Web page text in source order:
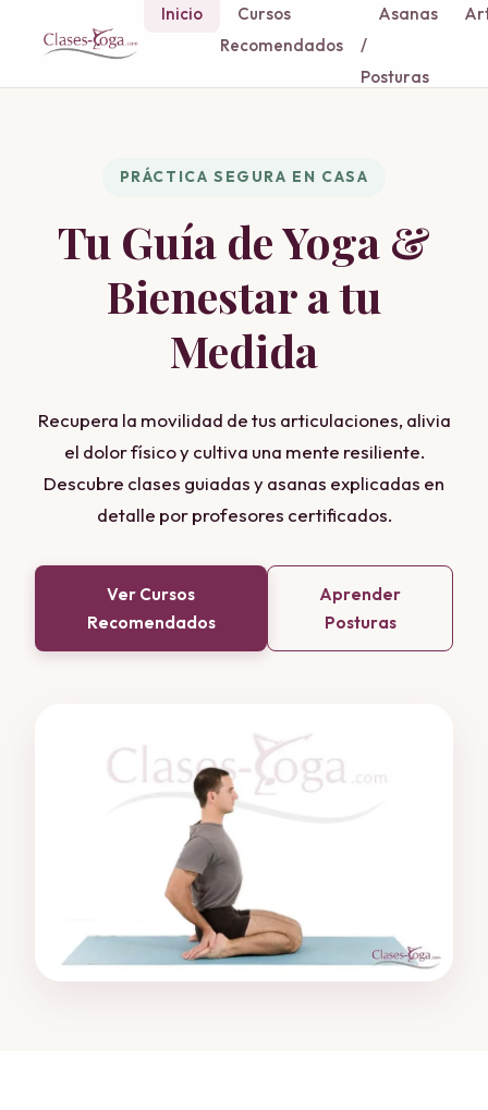
Inicio
Cursos
Recomendados
Asanas
/
Posturas
PRÁCTICA SEGURA EN CASA
Tu Guía de Yoga &
Bienestar a tu
Medida
Recupera la movilidad de tus articulaciones, alivia
el dolor físico y cultiva una mente resiliente.
Descubre clases guiadas y asanas explicadas en
detalle por profesores certificados.
Ver Cursos
Recomendados
Aprender
Posturas